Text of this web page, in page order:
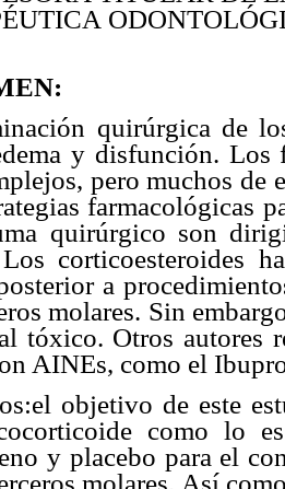
quirúrgica de
y disfunción. Los
pero muchos
farmacológicas
quirúrgico son
corticoesteroides
a
molares. Sin
tóxico. Otros autores
AINEs, como el
objetivo de este
como lo
y placebo para el
molares. Así